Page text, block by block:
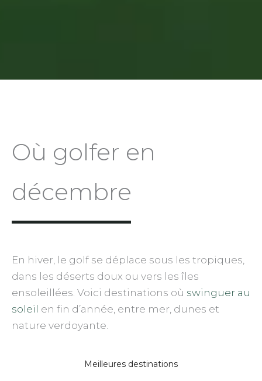
Où golfer en
décembre
En hiver, le golf se déplace sous les tropiques,
dans les déserts doux ou vers les îles
ensoleillées. Voici destinations où swinguer au
soleil en fin d’année, entre mer, dunes et
nature verdoyante.
Meilleures destinations